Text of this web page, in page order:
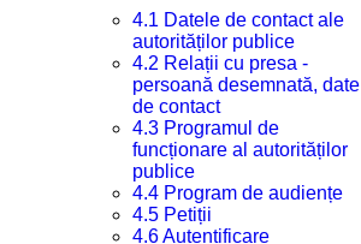
4.1 Datele de contact ale
autorităților publice
4.2 Relații cu presa -
persoană desemnată, date
de contact
4.3 Programul de
funcționare al autorităților
publice
4.4 Program de audiențe
4.5 Petiții
4.6 Autentificare